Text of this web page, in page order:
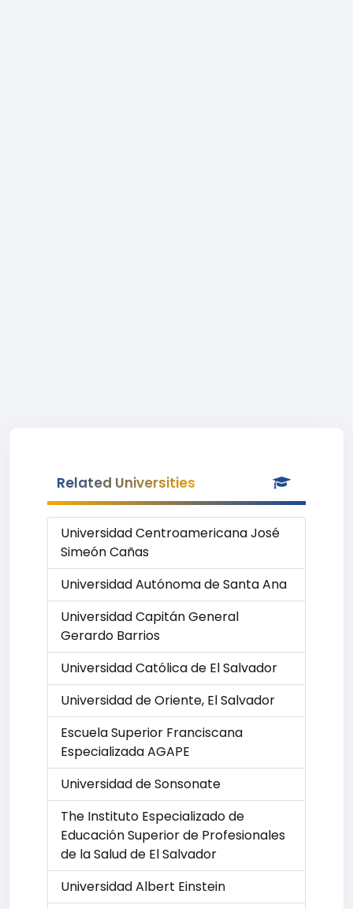
Related Universities
Universidad Centroamericana José
Simeón Cañas
Universidad Autónoma de Santa Ana
Universidad Capitán General
Gerardo Barrios
Universidad Católica de El Salvador
Universidad de Oriente, El Salvador
Escuela Superior Franciscana
Especializada AGAPE
Universidad de Sonsonate
The Instituto Especializado de
Educación Superior de Profesionales
de la Salud de El Salvador
Universidad Albert Einstein